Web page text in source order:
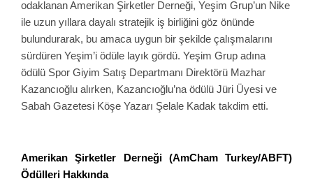
odaklanan Amerikan Şirketler Derneği, Yeşim Grup’un Nike
ile uzun yıllara dayalı stratejik iş birliğini göz önünde
bulundurarak, bu amaca uygun bir şekilde çalışmalarını
sürdüren Yeşim’i ödüle layık gördü. Yeşim Grup adına
ödülü Spor Giyim Satış Departmanı Direktörü Mazhar
Kazancıoğlu alırken, Kazancıoğlu’na ödülü Jüri Üyesi ve
Sabah Gazetesi Köşe Yazarı Şelale Kadak takdim etti.
Amerikan Şirketler Derneği (AmCham Turkey/ABFT)
Ödülleri Hakkında